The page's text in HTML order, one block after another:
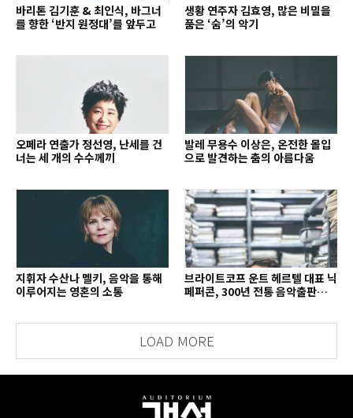
바리톤 김기훈 & 최인식, 바그너
를 향한 ‘반지 원정대’를 앞두고
생황 연주자 김효영, 많은 비밀을
품은 ‘숨’의 악기
오페라 연출가 정선영, 난세를 건
너는 세 개의 수수께끼
발레 무용수 이상은, 온전한 몰입
으로 발견하는 춤의 아름다움
지휘자 수산나 멜키, 음악을 통해
이루어지는 영혼의 소통
브라이트코프 운트 헤르텔 대표 닉
페퍼콘, 300년 전통 음악출판사의
LOAD MORE